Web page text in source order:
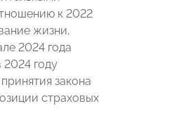
к 2022
жизни,
2024 года
году
закона
страховых